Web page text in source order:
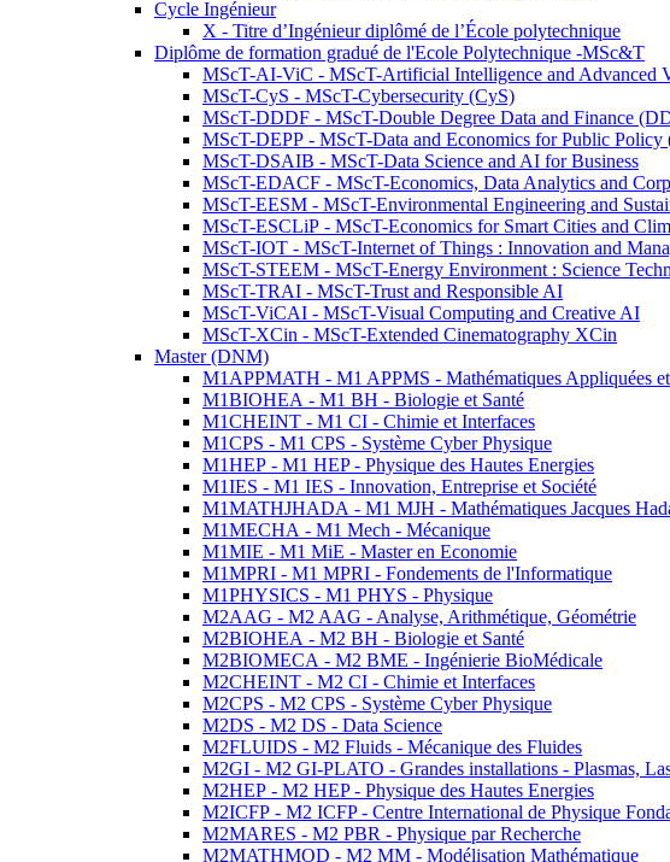
Cycle Ingénieur
X - Titre d’Ingénieur diplômé de l’École polytechnique
Diplôme de formation gradué de l'Ecole Polytechnique -MSc&T
MScT-AI-ViC - MScT-Artificial Intelligence and Advanced
MScT-CyS - MScT-Cybersecurity (CyS)
MScT-DDDF - MScT-Double Degree Data and Finance
MScT-DEPP - MScT-Data and Economics for Public Policy
MScT-DSAIB - MScT-Data Science and AI for Business
MScT-EDACF - MScT-Economics, Data Analytics and
MScT-EESM - MScT-Environmental Engineering and
MScT-ESCLiP - MScT-Economics for Smart Cities and
MScT-IOT - MScT-Internet of Things : Innovation and
MScT-STEEM - MScT-Energy Environment : Science
MScT-TRAI - MScT-Trust and Responsible AI
MScT-ViCAI - MScT-Visual Computing and Creative AI
MScT-XCin - MScT-Extended Cinematography XCin
Master (DNM)
M1APPMATH - M1 APPMS - Mathématiques Appliquées
M1BIOHEA - M1 BH - Biologie et Santé
M1CHEINT - M1 CI - Chimie et Interfaces
M1CPS - M1 CPS - Système Cyber Physique
M1HEP - M1 HEP - Physique des Hautes Energies
M1IES - M1 IES - Innovation, Entreprise et Société
M1MATHJHADA - M1 MJH - Mathématiques Jacques
M1MECHA - M1 Mech - Mécanique
M1MIE - M1 MiE - Master en Economie
M1MPRI - M1 MPRI - Fondements de l'Informatique
M1PHYSICS - M1 PHYS - Physique
M2AAG - M2 AAG - Analyse, Arithmétique, Géométrie
M2BIOHEA - M2 BH - Biologie et Santé
M2BIOMECA - M2 BME - Ingénierie BioMédicale
M2CHEINT - M2 CI - Chimie et Interfaces
M2CPS - M2 CPS - Système Cyber Physique
M2DS - M2 DS - Data Science
M2FLUIDS - M2 Fluids - Mécanique des Fluides
M2GI - M2 GI-PLATO - Grandes installations - Plasmas,
M2HEP - M2 HEP - Physique des Hautes Energies
M2ICFP - M2 ICFP - Centre International de Physique
M2MARES - M2 PBR - Physique par Recherche
M2MATHMOD - M2 MM - Modélisation Mathématique